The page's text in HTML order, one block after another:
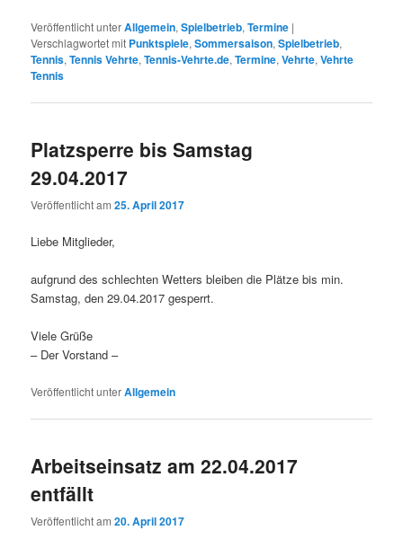
Veröffentlicht unterAllgemein,Spielbetrieb,Termine |
Verschlagwortet mit Punktspiele,Sommersaison,Spielbetrieb,
Tennis,Tennis Vehrte,Tennis-Vehrte.de,Termine,Vehrte,Vehrte
Tennis
Platzsperre bis Samstag
29.04.2017
Veröffentlicht am25. April 2017
Liebe Mitglieder,
aufgrund des schlechten Wetters bleiben die Plätze bis min.
Samstag, den 29.04.2017 gesperrt.
Viele Grüße
– Der Vorstand –
Veröffentlicht unterAllgemein
Arbeitseinsatz am 22.04.2017
entfällt
Veröffentlicht am20. April 2017